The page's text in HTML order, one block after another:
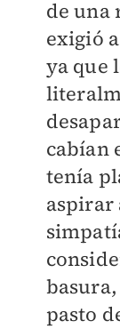
de una
exigió
ya que
cabían
tenía
aspirar
pasto